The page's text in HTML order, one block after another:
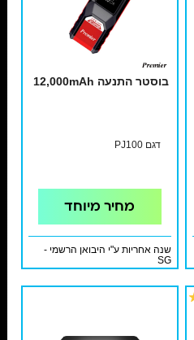
בוסטר התנעה 12,000mAh
דגם PJ100
מחיר מיוחד
שנה אחריות ע"י היבואן הרשמי -
SG